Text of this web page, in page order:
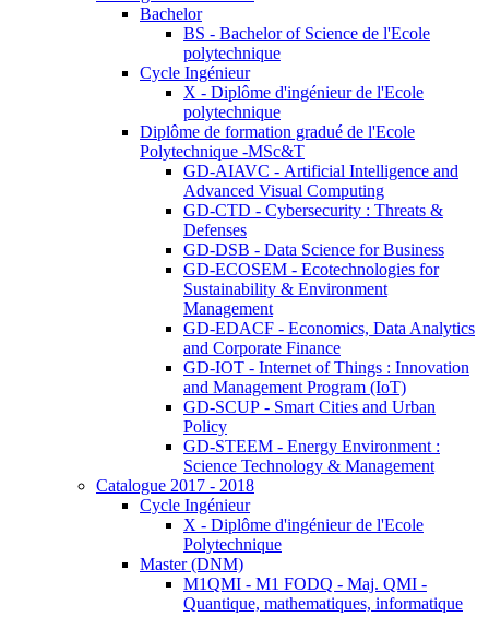
Bachelor
BS - Bachelor of Science de l'Ecole
polytechnique
Cycle Ingénieur
X - Diplôme d'ingénieur de l'Ecole
polytechnique
Diplôme de formation gradué de l'Ecole
Polytechnique -MSc&T
GD-AIAVC - Artificial Intelligence and
Advanced Visual Computing
GD-CTD - Cybersecurity : Threats &
Defenses
GD-DSB - Data Science for Business
GD-ECOSEM - Ecotechnologies for
Sustainability & Environment
Management
GD-EDACF - Economics, Data Analytics
and Corporate Finance
GD-IOT - Internet of Things : Innovation
and Management Program (IoT)
GD-SCUP - Smart Cities and Urban
Policy
GD-STEEM - Energy Environment :
Science Technology & Management
Catalogue 2017 - 2018
Cycle Ingénieur
X - Diplôme d'ingénieur de l'Ecole
Polytechnique
Master (DNM)
M1QMI - M1 FODQ - Maj. QMI -
Quantique, mathematiques, informatique